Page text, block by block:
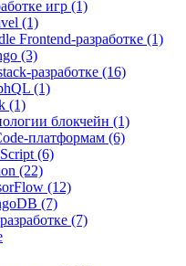
игр (1)
(1)
Frontend-разработке (1)
(3)
(16)
(1)
(1)
блокчейн (1)
(6)
(6)
(22)
(12)
(7)
(7)